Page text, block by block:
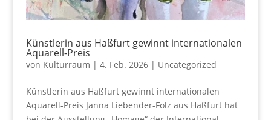
Künstlerin aus Haßfurt gewinnt internationalen
Aquarell-Preis
von Kulturraum | 4. Feb. 2026| Uncategorized
Künstlerin aus Haßfurt gewinnt internationalen
Aquarell-Preis Janna Liebender-Folz aus Haßfurt hat